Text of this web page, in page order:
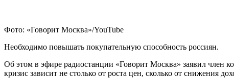
Фото: «Говорит Москва»/YouTube
Необходимо повышать покупательную способность россиян.
Об этом в эфире радиостанции «Говорит Москва» заявил член
кризис зависит не столько от роста цен, сколько от снижения